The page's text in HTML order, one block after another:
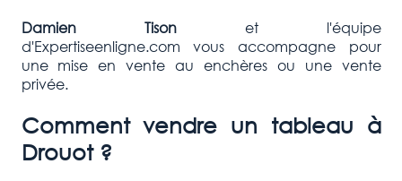
Damien Tisonet l'équipe
d'Expertiseenligne.com vous accompagne pour
une mise en vente au enchères ou une vente
privée.
Comment vendre un tableau à
Drouot ?